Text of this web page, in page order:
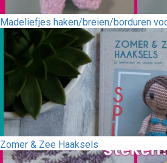
Madeliefjes haken/breien/borduren
Zomer & Zee Haaksels